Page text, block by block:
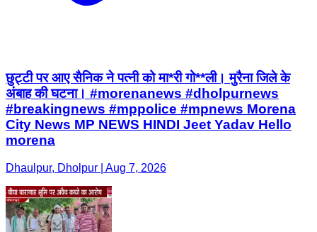
छुट्टी पर आए सैनिक ने पत्नी को मा*री गो**ली। मुरैना जिले के
अंबाह की घटना। #morenanews #dholpurnews
#breakingnews #mppolice #mpnews Morena
City News MP NEWS HINDI Jeet Yadav Hello
morena
Dhaulpur, Dholpur | Aug 7, 2026